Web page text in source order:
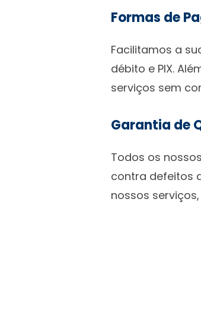
Formas de
Facilitamos a
débito e PIX.
serviços sem
Garantia de
Todos os
contra defeitos
nossos